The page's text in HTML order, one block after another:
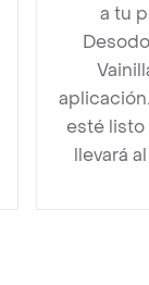
a tu
esté listo
llevará